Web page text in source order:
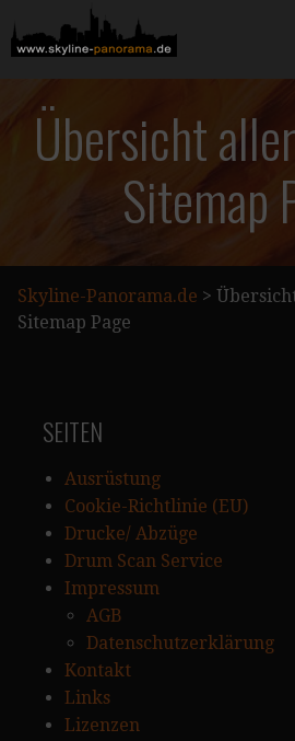
Inhalt
springen
SKYLINE-PANORAMA.DE
Übersicht
Sitemap
Skyline-Panorama.de >
Sitemap Page
SEITEN
Ausrüstung
Cookie-Richtlinie (EU)
Drucke/ Abzüge
Drum Scan Service
Impressum
AGB
Datenschutzerklärung
Kontakt
Links
Lizenzen